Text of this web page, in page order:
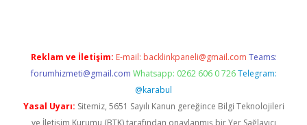
Reklam ve İletişim: E-mail: backlinkpaneli@gmail.com Teams:
forumhizmeti@gmail.com Whatsapp: 0262 606 0 726 Telegram:
@karabul
Yasal Uyarı: Sitemiz, 5651 Sayılı Kanun gereğince Bilgi Teknolojileri
ve İletişim Kurumu (BTK) tarafından onaylanmış bir Yer Sağlayıcı